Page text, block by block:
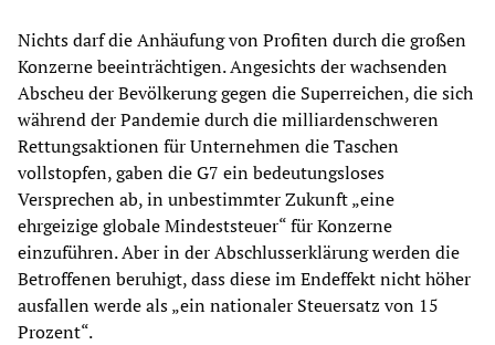
Nichts darf die Anhäufung von Profiten durch die großen
Konzerne beeinträchtigen. Angesichts der wachsenden
Abscheu der Bevölkerung gegen die Superreichen, die sich
während der Pandemie durch die milliardenschweren
Rettungsaktionen für Unternehmen die Taschen
vollstopfen, gaben die G7 ein bedeutungsloses
Versprechen ab, in unbestimmter Zukunft „eine
ehrgeizige globale Mindeststeuer“ für Konzerne
einzuführen. Aber in der Abschlusserklärung werden die
Betroffenen beruhigt, dass diese im Endeffekt nicht höher
ausfallen werde als „ein nationaler Steuersatz von 15
Prozent“.